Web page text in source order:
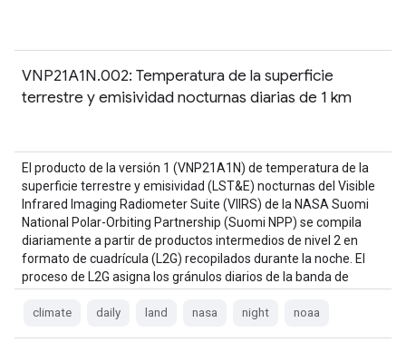
VNP21A1N.002: Temperatura de la superficie
terrestre y emisividad nocturnas diarias de 1 km
El producto de la versión 1 (VNP21A1N) de temperatura de la
superficie terrestre y emisividad (LST&E) nocturnas del Visible
Infrared Imaging Radiometer Suite (VIIRS) de la NASA Suomi
National Polar-Orbiting Partnership (Suomi NPP) se compila
diariamente a partir de productos intermedios de nivel 2 en
formato de cuadrícula (L2G) recopilados durante la noche. El
proceso de L2G asigna los gránulos diarios de la banda de
climate daily land nasa night noaa